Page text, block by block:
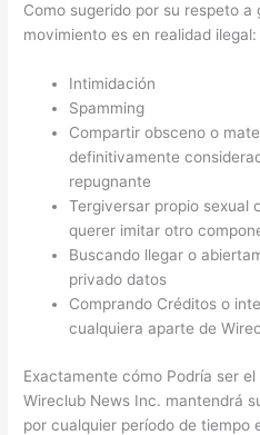
Como sugerido por su respeto a
movimiento es en realidad ilegal:
Intimidación
Spamming
Compartir obsceno o
definitivamente
repugnante
Tergiversar propio sexual
querer imitar otro
Buscando llegar o
privado datos
Comprando Créditos o
cualquiera aparte de
Exactamente cómo Podría ser
Wireclub News Inc. mantendrá
por cualquier período de tiempo